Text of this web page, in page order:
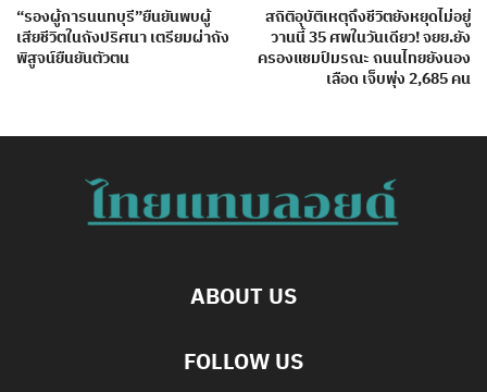
“รองผู้การนนทบุรี”ยืนยันพบผู้
เสียชีวิตในถังปริศนา เตรียมผ่าถัง
พิสูจน์ยืนยันตัวตน
สถิติอุบัติเหตุถึงชีวิตยังหยุดไม่อยู่
วานนี้ 35 ศพในวันเดียว! จยย.ยัง
ครองแชมป์มรณะ ถนนไทยยังนอง
เลือด เจ็บพุ่ง 2,685 คน
ABOUT US
FOLLOW US